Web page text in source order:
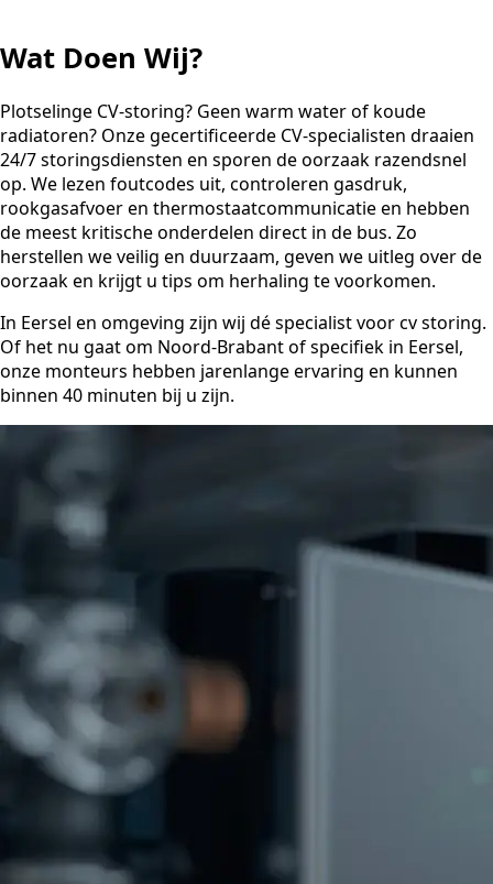
Wat Doen Wij?
Plotselinge CV-storing? Geen warm water of koude
radiatoren? Onze gecertificeerde CV-specialisten draaien
24/7 storingsdiensten en sporen de oorzaak razendsnel
op. We lezen foutcodes uit, controleren gasdruk,
rookgasafvoer en thermostaatcommunicatie en hebben
de meest kritische onderdelen direct in de bus. Zo
herstellen we veilig en duurzaam, geven we uitleg over de
oorzaak en krijgt u tips om herhaling te voorkomen.
In Eersel en omgeving zijn wij dé specialist voor cv storing.
Of het nu gaat om Noord-Brabant of specifiek in Eersel,
onze monteurs hebben jarenlange ervaring en kunnen
binnen 40 minuten bij u zijn.